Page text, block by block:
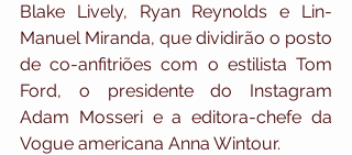
Blake Lively, Ryan Reynolds e Lin-
Manuel Miranda, que dividirão o posto
de co-anfitriões com o estilista Tom
Ford, o presidente do Instagram
Adam Mosseri e a editora-chefe da
Vogue americana Anna Wintour.